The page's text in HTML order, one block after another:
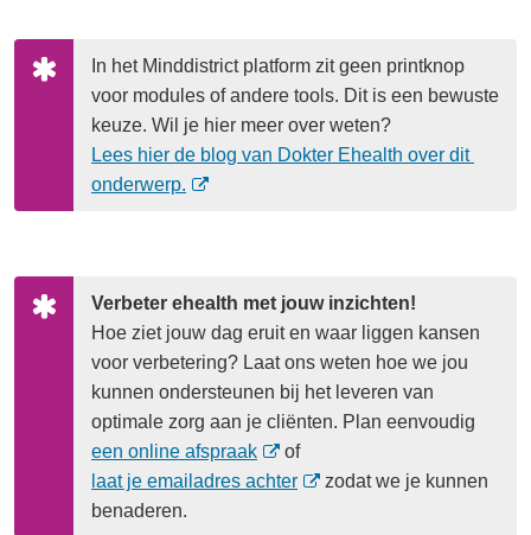
In het Minddistrict platform zit geen printknop
voor modules of andere tools. Dit is een bewuste
keuze. Wil je hier meer over weten?
Lees hier de blog van Dokter Ehealth over dit
onderwerp.
n
t
i
n
n
i
e
Verbeter ehealth met jouw inzichten!
Hoe ziet jouw dag eruit en waar liggen kansen
voor verbetering? Laat ons weten hoe we jou
kunnen ondersteunen bij het leveren van
optimale zorg aan je cliënten. Plan eenvoudig
een online afspraak(
O
of
laat je emailadres achter(
zodat we je kunnen
benaderen.